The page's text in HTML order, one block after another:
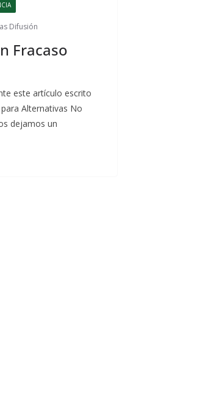
Difusión
Fracaso
este artículo escrito
Alternativas No
dejamos un